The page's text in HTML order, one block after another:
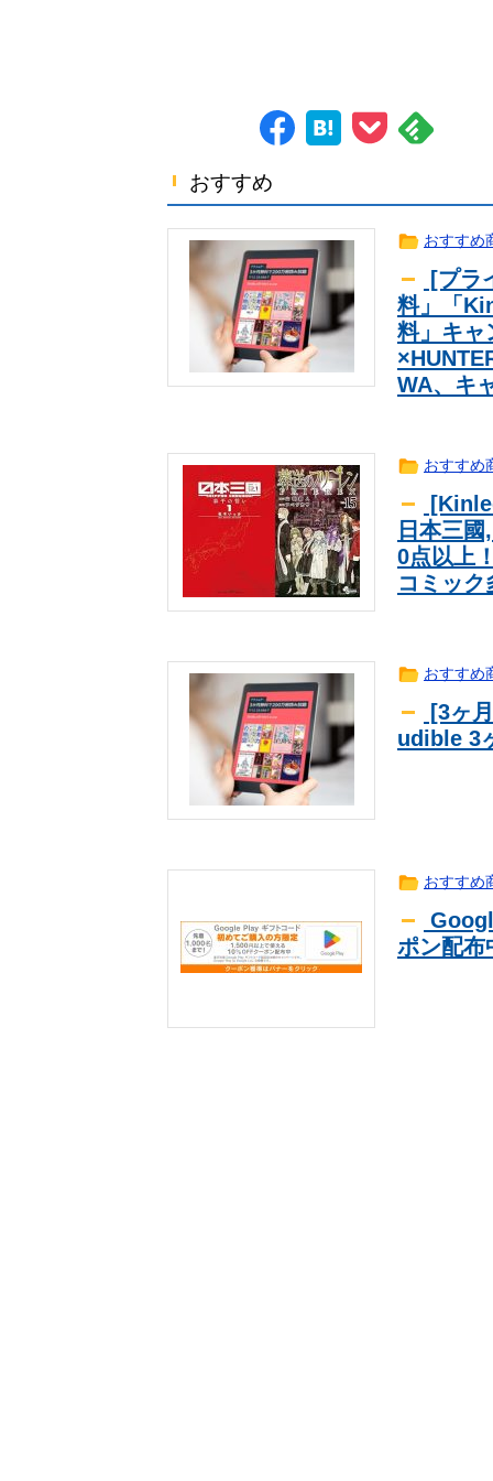
【画像】こんな可愛い新人声優がい
ワイ｢エヴァンゲリオンの登場人物
生活
ｹﾞｰﾑ
【ウマ娘】プリコネ8.5周年直前生
予定で詳細については後日発表と
趣味
女性インフルエンサー「20歳でア
まうｗｗｗｗｗｗｗｗ
海外翻訳 【衝撃】韓国人「日本、山ひとつが
news 財務省の超エリート一松旬、高市
2ch 【画像】「おにぎりリヤカー」の
おすすめ
おすすめ
[プラ
料」「
料」キャ
WA、キ
おすすめ
日本三
0点以上
コミック
おすすめ
[3ヶ
udible 3
おすすめ
ポン配布